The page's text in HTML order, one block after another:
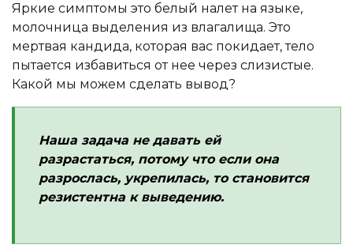
Яркие симптомы это белый налет на языке,
молочница выделения из влагалища. Это
мертвая кандида, которая вас покидает, тело
пытается избавиться от нее через слизистые.
Какой мы можем сделать вывод?
Наша задача не давать ей
разрастаться, потому что если она
разрослась, укрепилась, то становится
резистентна к выведению.